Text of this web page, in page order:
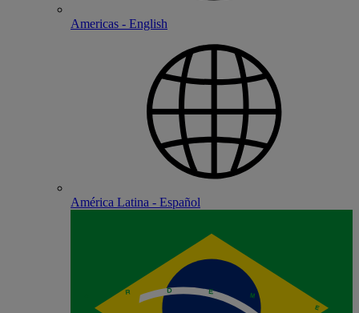
Americas - English
América Latina - Español